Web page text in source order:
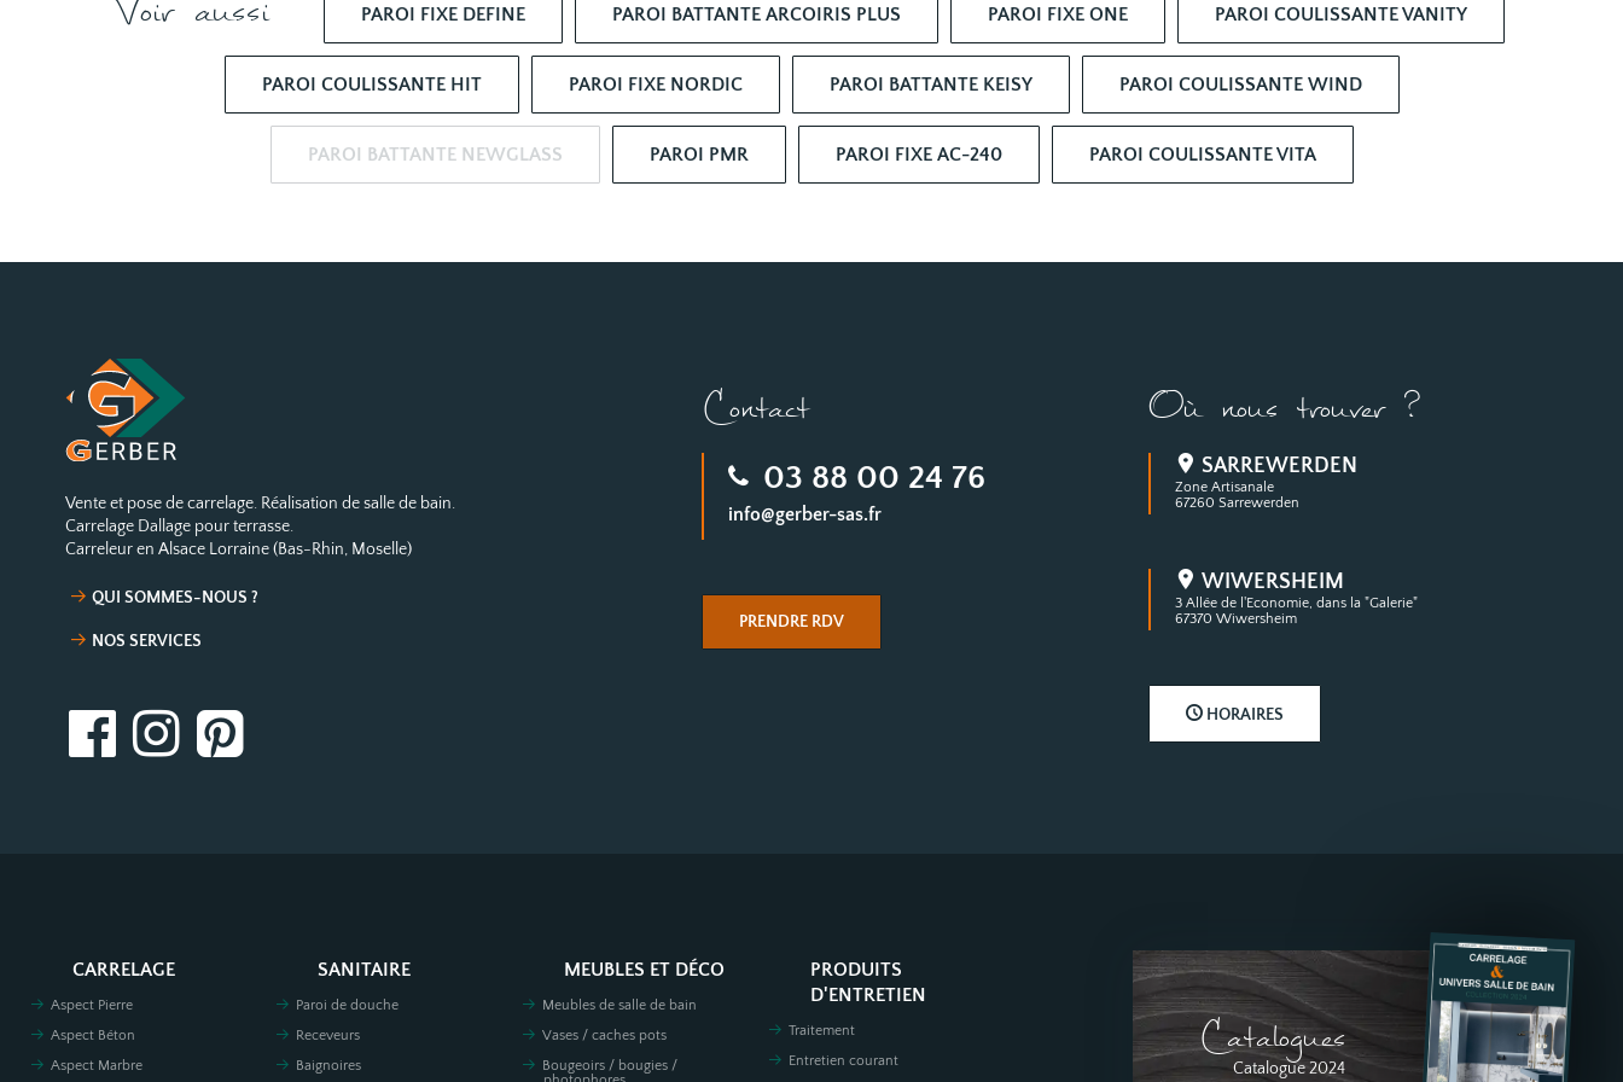
Voir aussi PAROI FIXE DEFINE PAROI BATTANTE ARCOIRIS PLUS PAROI FIXE ONE PAROI COULISSANTE VANITY
PAROI COULISSANTE HIT PAROI FIXE NORDIC PAROI BATTANTE KEISY PAROI COULISSANTE WIND
PAROI BATTANTE NEWGLASS PAROI PMR PAROI FIXE AC-240 PAROI COULISSANTE VITA
Vente et pose de carrelage. Réalisation de salle de bain.
Carrelage Dallage pour terrasse.
Carreleur en Alsace Lorraine (Bas-Rhin, Moselle)
QUI SOMMES-NOUS ?
NOS SERVICES
Contact
03 88 00 24 76
info@gerber-sas.fr
PRENDRE RDV
Où nous trouver ?
SARREWERDEN
Zone Artisanale
67260 Sarrewerden
WIWERSHEIM
3 Allée de l'Economie, dans la "Galerie"
67370 Wiwersheim
HORAIRES
CARRELAGE
Aspect Pierre
Aspect Béton
Aspect Marbre
SANITAIRE
Paroi de douche
Receveurs
Baignoires
MEUBLES ET DÉCO
Meubles de salle de bain
Vases / caches pots
Bougeoirs / bougies /
PRODUITS
D'ENTRETIEN
Traitement
Entretien courant
Catalogues
Catalogue 2024